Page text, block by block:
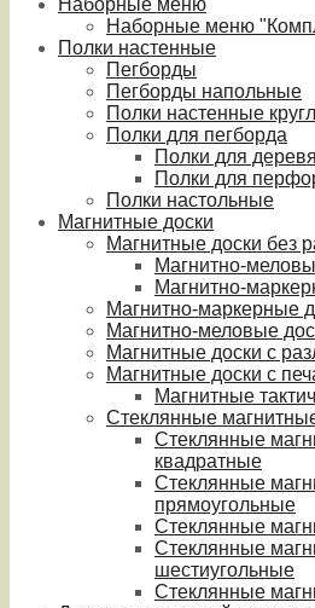
Наборные меню
Наборные меню
Полки настенные
Пегборды
Пегборды напольные
Полки настенные
Полки для пегборда
Полки для
Полки для
Полки настольные
Магнитные доски
Магнитные доски без
Магнитно-
Магнитно-
Магнитно-маркерные
Магнитно-меловые
Магнитные доски с
Магнитные доски с
Магнитные
Стеклянные
Стеклянные
квадратные
Стеклянные
прямоугольные
Стеклянные
Стеклянные
шестиугольные
Стеклянные